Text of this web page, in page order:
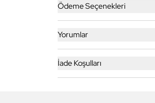
Ödeme Seçenekleri
Yorumlar
İade Koşulları